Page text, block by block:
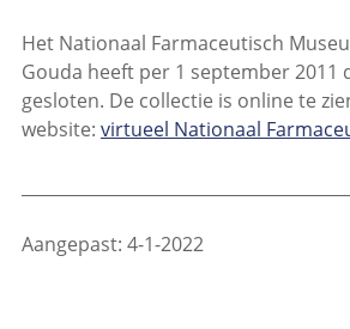
Het Nationaal Farmaceutisch
Gouda heeft per 1 september 2011
gesloten. De collectie is online te
website: virtueel Nationaal
Aangepast: 4-1-2022